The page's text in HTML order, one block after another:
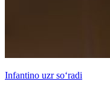
Infantino uzr so‘radi